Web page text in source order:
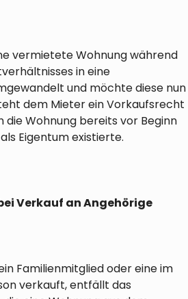
vermietete Wohnung während
in eine
und möchte diese nun
dem Mieter ein Vorkaufsrecht
die Wohnung bereits vor Beginn
Eigentum existierte.
Verkauf an Angehörige
Familienmitglied oder eine im
verkauft, entfällt das